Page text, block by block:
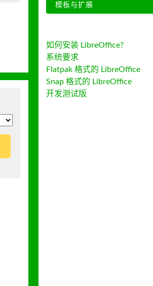
模板与扩展
如何安装 LibreOffice?
系统要求
Flatpak 格式的 LibreOffice
Snap 格式的 LibreOffice
开发测试版